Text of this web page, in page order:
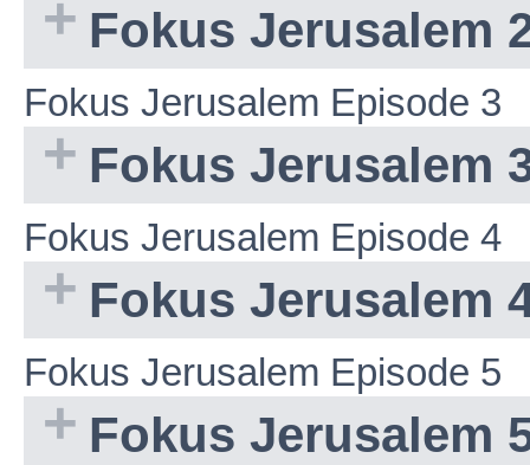
Fokus Jerusalem
Fokus Jerusalem Episode 3
Fokus Jerusalem
Fokus Jerusalem Episode 4
Fokus Jerusalem
Fokus Jerusalem Episode 5
Fokus Jerusalem